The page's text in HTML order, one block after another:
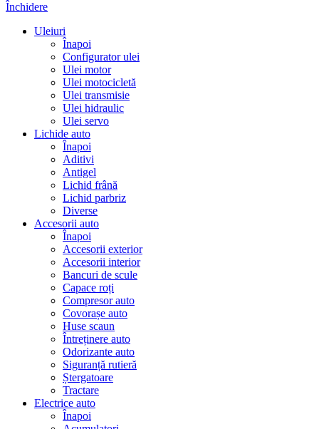
Închidere
Uleiuri
Înapoi
Configurator ulei
Ulei motor
Ulei motocicletă
Ulei transmisie
Ulei hidraulic
Ulei servo
Lichide auto
Înapoi
Aditivi
Antigel
Lichid frână
Lichid parbriz
Diverse
Accesorii auto
Înapoi
Accesorii exterior
Accesorii interior
Bancuri de scule
Capace roți
Compresor auto
Covorașe auto
Huse scaun
Întreținere auto
Odorizante auto
Siguranță rutieră
Ștergatoare
Tractare
Electrice auto
Înapoi